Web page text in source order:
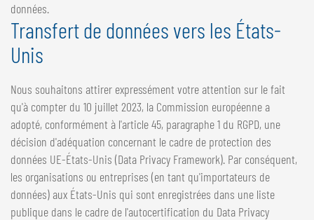
données.
Transfert de données vers les États-
Unis
Nous souhaitons attirer expressément votre attention sur le fait
qu'à compter du 10 juillet 2023, la Commission européenne a
adopté, conformément à l'article 45, paragraphe 1 du RGPD, une
décision d'adéquation concernant le cadre de protection des
données UE-États-Unis (Data Privacy Framework). Par conséquent,
les organisations ou entreprises (en tant qu'importateurs de
données) aux États-Unis qui sont enregistrées dans une liste
publique dans le cadre de l'autocertification du Data Privacy